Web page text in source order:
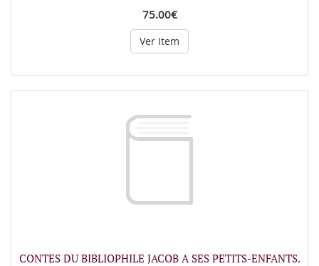
75.00€
Ver Item
CONTES DU BIBLIOPHILE JACOB A SES PETITS-ENFANTS.